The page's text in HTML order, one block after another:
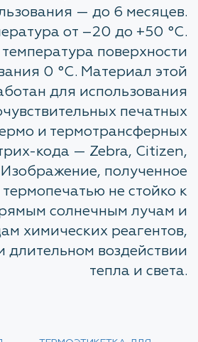
— до 6 месяцев.
от –20 до +50 °C.
поверхности
0 °C. Материал этой
для использования
печатных
и термотрансферных
кода — Zebra, Citizen,
полученное
не стойко к
солнечным лучам и
химических реагентов,
длительном воздействии
тепла и света.